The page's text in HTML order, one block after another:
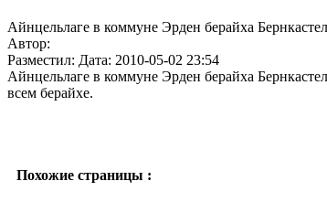
Айнцельлаге в коммуне Эрден берайха
Автор:
Разместил: Дата: 2010-05-02 23:54
Айнцельлаге в коммуне Эрден берайха
всем берайхе.
Похожие страницы :